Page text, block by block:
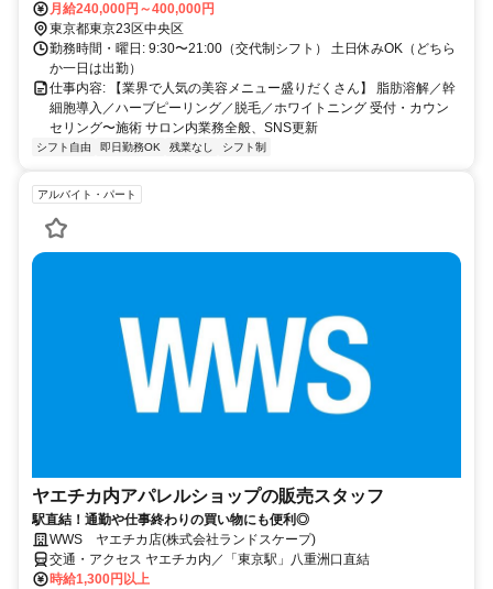
月給240,000円～400,000円
東京都東京23区中央区
勤務時間・曜日: 9:30〜21:00（交代制シフト） 土日休みOK（どちら
か一日は出勤）
仕事内容: 【業界で人気の美容メニュー盛りだくさん】 脂肪溶解／幹
細胞導入／ハーブピーリング／脱毛／ホワイトニング 受付・カウン
セリング〜施術 サロン内業務全般、SNS更新
シフト自由 即日勤務OK 残業なし シフト制
アルバイト・パート
ヤエチカ内アパレルショップの販売スタッフ
駅直結！通勤や仕事終わりの買い物にも便利◎
WWS ヤエチカ店(株式会社ランドスケープ)
交通・アクセス ヤエチカ内／「東京駅」八重洲口直結
時給1,300円以上